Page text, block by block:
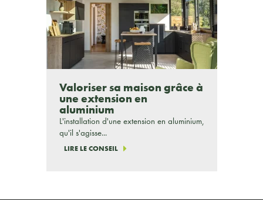
Valoriser sa maison grâce à
une extension en
aluminium
L'installation d'une extension en aluminium,
qu'il s'agisse...
LIRE LE CONSEIL